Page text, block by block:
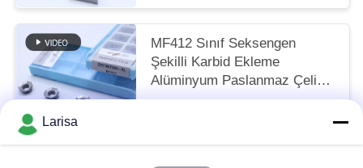
MF412 Sınıf Seksengen
Şekilli Karbid Ekleme
Alüminyum Paslanmaz Çelik
Dönüştürme için
Larisa